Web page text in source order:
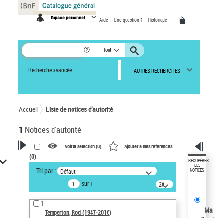
Espace personnel Aide Une question ? Historique
Tout
Recherche avancée AUTRES RECHERCHES
Accueil Liste de notices d’autorité
1 Notices d'autorité
VOTRE RECHERCHE
Recherche avancée dans les
notices d’autorité
Œuvres liées à l'auteur :
Temperton, Rod (1947-2016)
Voir la sélection (0) Ajouter à mes références
(0)
Tri par : Défaut
sur 1
20
résultats/page
1
Temperton, Rod (1947-2016)
RÉCUPÉRER
LES
NOTICES
Ma
Panneau de gestion des cookies